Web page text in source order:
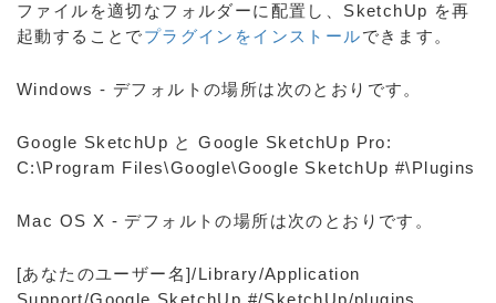
ファイルを適切なフォルダーに配置し、SketchUp を再
起動することでプラグインをインストールできます。
Windows - デフォルトの場所は次のとおりです。
Google SketchUp と Google SketchUp Pro:
C:\Program Files\Google\Google SketchUp #\Plugins
Mac OS X - デフォルトの場所は次のとおりです。
[あなたのユーザー名]/Library/Application
Support/Google SketchUp #/SketchUp/plugins